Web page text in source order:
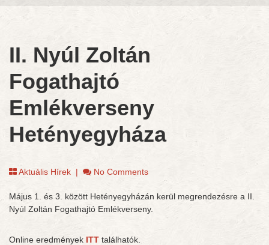
II. Nyúl Zoltán
Fogathajtó
Emlékverseny
Hetényegyháza
Aktuális Hírek | No Comments
Május 1. és 3. között Hetényegyházán kerül megrendezésre a II.
Nyúl Zoltán Fogathajtó Emlékverseny.
Online eredmények ITT találhatók.